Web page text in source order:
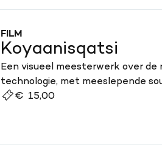
FILM
Koyaanisqatsi
€ 15,00
Een visueel meesterwerk over
technologie, met meeslepende